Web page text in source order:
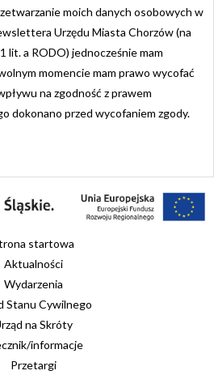
moich danych osobowych w
Urzędu Miasta Chorzów (na
lit. a RODO) jednocześnie mam
momencie mam prawo wycofać
na zgodność z prawem
dokonano przed wycofaniem zgody.
startowa
Aktualności
Wydarzenia
Stanu Cywilnego
na Skróty
informacje
Przetargi